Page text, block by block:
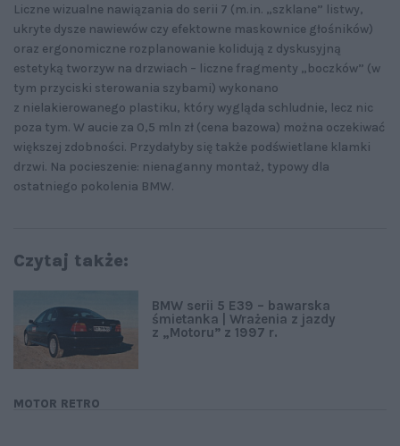
Liczne wizualne nawiązania do serii 7 (m.in. „szklane” listwy,
ukryte dysze nawiewów czy efektowne maskownice głośników)
oraz ergonomiczne rozplanowanie kolidują z dyskusyjną
estetyką tworzyw na drzwiach – liczne fragmenty „boczków” (w
tym przyciski sterowania szybami) wykonano
z nielakierowanego plastiku, który wygląda schludnie, lecz nic
poza tym. W aucie za 0,5 mln zł (cena bazowa) można oczekiwać
większej zdobności. Przydałyby się także podświetlane klamki
drzwi. Na pocieszenie: nienaganny montaż, typowy dla
ostatniego pokolenia BMW.
Czytaj także:
MOTOR RETRO
BMW serii 5 E39 – bawarska
śmietanka | Wrażenia z jazdy
z „Motoru” z 1997 r.